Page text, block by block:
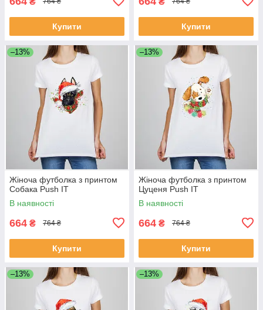
Купити Купити
–13%
Жіноча футболка з принтом
Собака Push IT
В наявності
664 ₴ 764 ₴
Купити
–13%
Жіноча футболка з принтом
Цуценя Push IT
В наявності
664 ₴ 764 ₴
Купити
–13% –13%